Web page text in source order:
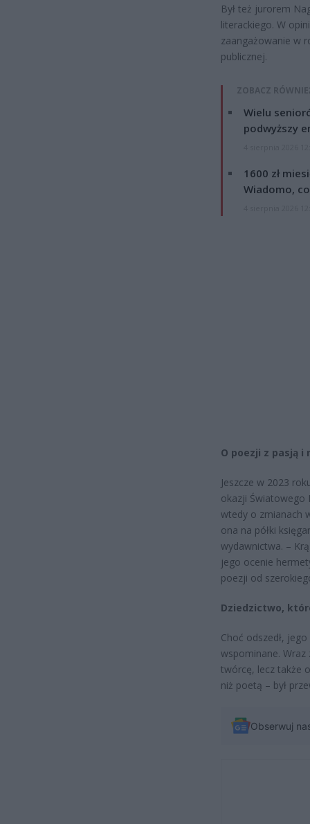
Był też jurorem
literackiego. W
zaangażowanie w
publicznej.
ZOBACZ
Wielu
podwyższy
1600 zł
Wiadomo,
O poezji z pasją i
Jeszcze w 2023
okazji Światowego
wtedy o zmianach
ona na półki
wydawnictwa. –
jego ocenie
poezji od
Dziedzictwo,
Choć odszedł,
wspominane. Wraz
twórcę, lecz także
niż poetą – był
Obserwuj